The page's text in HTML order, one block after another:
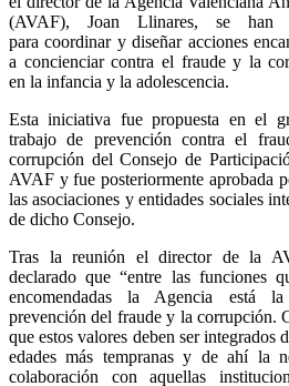
(AVAF), Joan Llinares, se han
para coordinar y diseñar acciones
a concienciar contra el fraude y la
en la infancia y la adolescencia.
Esta iniciativa fue propuesta en el
trabajo de prevención contra el
corrupción del Consejo de
AVAF y fue posteriormente aprobada
las asociaciones y entidades sociales
de dicho Consejo.
Tras la reunión el director de la
declarado que “entre las funciones
encomendadas la Agencia está
prevención del fraude y la corrupción.
que estos valores deben ser integrados
edades más tempranas y de ahí la
colaboración con aquellas